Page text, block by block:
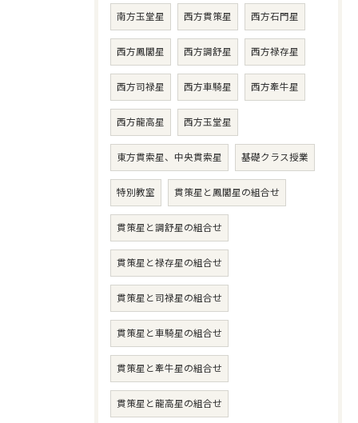
南方玉堂星 西方貫策星 西方石門星
西方鳳閣星 西方調舒星 西方禄存星
西方司禄星 西方車騎星 西方牽牛星
西方龍高星 西方玉堂星
東方貫索星、中央貫索星 基礎クラス授業
特別教室 貫策星と鳳閣星の組合せ
貫策星と調舒星の組合せ
貫策星と禄存星の組合せ
貫策星と司禄星の組合せ
貫策星と車騎星の組合せ
貫策星と牽牛星の組合せ
貫策星と龍高星の組合せ